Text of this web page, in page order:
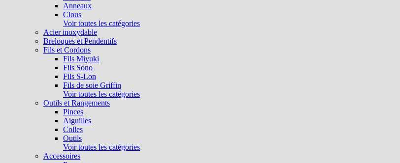
Anneaux
Clous
Voir toutes les catégories
Acier inoxydable
Breloques et Pendentifs
Fils et Cordons
Fils Miyuki
Fils Sono
Fils S-Lon
Fils de soie Griffin
Voir toutes les catégories
Outils et Rangements
Pinces
Aiguilles
Colles
Outils
Voir toutes les catégories
Accessoires